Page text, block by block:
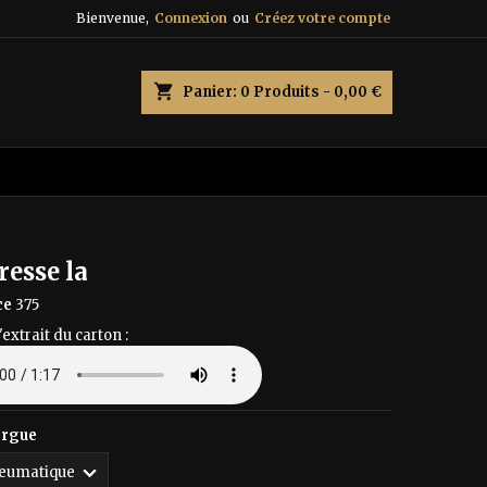
Bienvenue, Connexion ou Créez votre compte
shopping_cart Panier: 0 Produits - 0,00 €
la
375
du carton :